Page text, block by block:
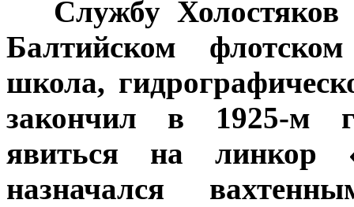
Службу
Балтийском
школа,
закончил в 1925-м
явиться на линкор
назначался